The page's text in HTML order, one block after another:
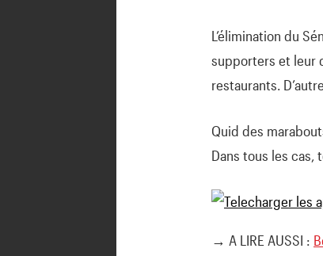
L’élimination du
supporters et leur
restaurants.
Quid des
Dans tous les cas,
→ A LIRE AUSSI :